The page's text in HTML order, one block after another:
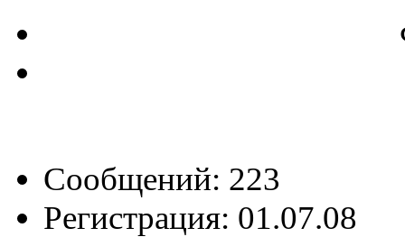
Сообщений: 223
Регистрация: 01.07.08